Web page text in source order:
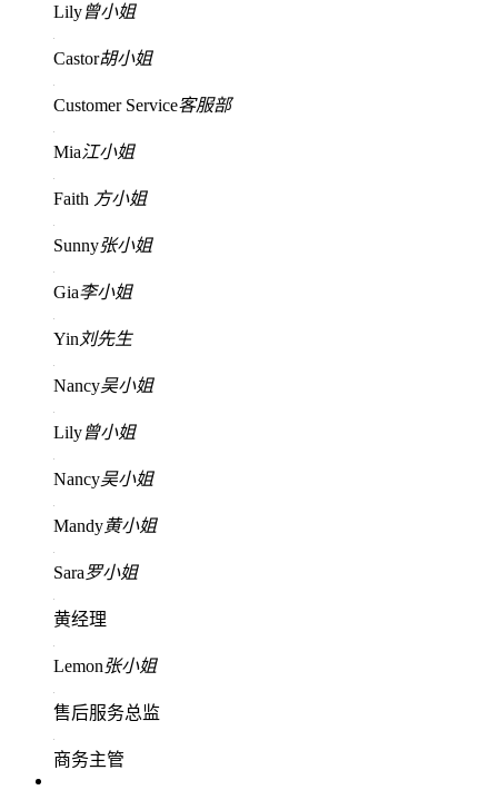
Lily曾小姐
Castor胡小姐
Customer Service客服部
Mia江小姐
Faith 方小姐
Sunny张小姐
Gia李小姐
Yin 刘先生
Nancy吴小姐
Lily曾小姐
Nancy吴小姐
Mandy黄小姐
Sara罗小姐
黄经理
Lemon张小姐
售后服务总监
商务主管